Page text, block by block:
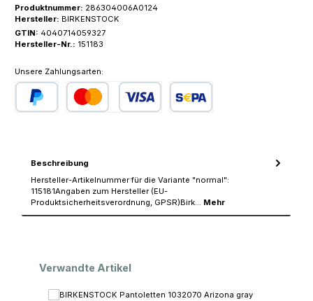
Produktnummer: 286304006A0124
Hersteller: BIRKENSTOCK
GTIN: 4040714059327
Hersteller-Nr.: 151183
Unsere Zahlungsarten:
Beschreibung
Hersteller-Artikelnummer für die Variante "normal":
115181Angaben zum Hersteller (EU-
Produktsicherheitsverordnung, GPSR)Birk… Mehr
Produktgalerie überspringen
Verwandte Artikel